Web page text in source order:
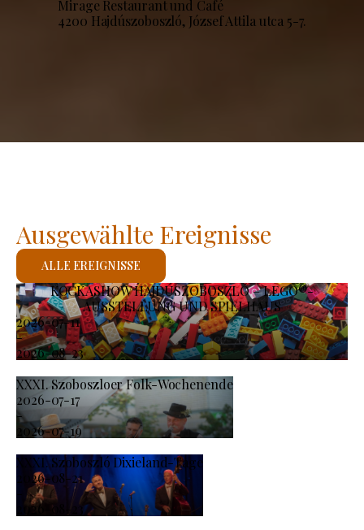
Mirage Restaurant und Café
4200 Hajdúszoboszló, József Attila utca 5-7.
KOCKASHOW HAJDÚSZOBOSZLÓ – LEGO®-
AUSSTELLUNG UND SPIELHAUS
2026-07-11
-
2026-08-23
XXXI. Szoboszloer Folk-Wochenende
2026-07-17
-
2026-07-19
XXXI. Szoboszló Dixieland-Tage
2026-08-21
-
2026-08-23
Ausgewählte Ereignisse
ALLE EREIGNISSE